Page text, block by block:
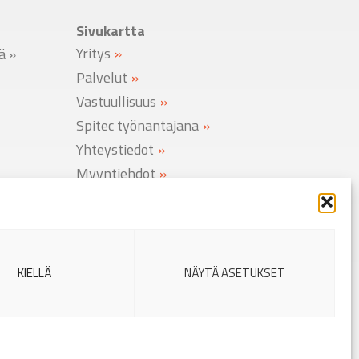
KIELLÄ NÄYTÄ ASETUKSET
»
Sivukartta
Yritys
Palvelut
Vastuullisuus
Spitec työnantajana
Yhteystiedot
Myyntiehdot